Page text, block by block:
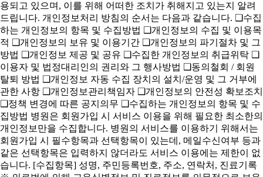
용되고 있으며, 이를 위해 어떠한 조치가 취해지고 있는지 알려
드립니다. 개인정보처리 방침의 순서는 다음과 같습니다. ❑수집
하는 개인정보의 항목 및 수집방법 ❑개인정보의 수집 및 이용목
적 ❑개인정보의 보유 및 이용기간 ❑개인정보의 파기절차 및 그
방법 ❑개인정보 제공 및 공유 ❑수집한 개인정보의 취급위탁 ❑
이용자 및 법정대리인의 권리와 그 행사방법 ❑동의철회 / 회원
탈퇴 방법 ❑개인정보 자동 수집 장치의 설치/운영 및 그 거부에
관한 사항 ❑개인정보관리책임자 ❑개인정보의 안전성 확보조치
❑정책 변경에 따른 공지의무 ❑수집하는 개인정보의 항목 및 수
집방법 병원은 회원가입 시 서비스 이용을 위해 필요한 최소한의
개인정보만을 수집합니다. 병원의 서비스를 이용하기 위해서는
회원가입 시 필수항목과 선택항목이 있는데, 메일수신여부 등과
같은 선택항목은 입력하지 않더라도 서비스 이용에는 제한이 없
습니다. [수집항목] 성명, 주민등록번호, 주소, 연락처, 진료기록